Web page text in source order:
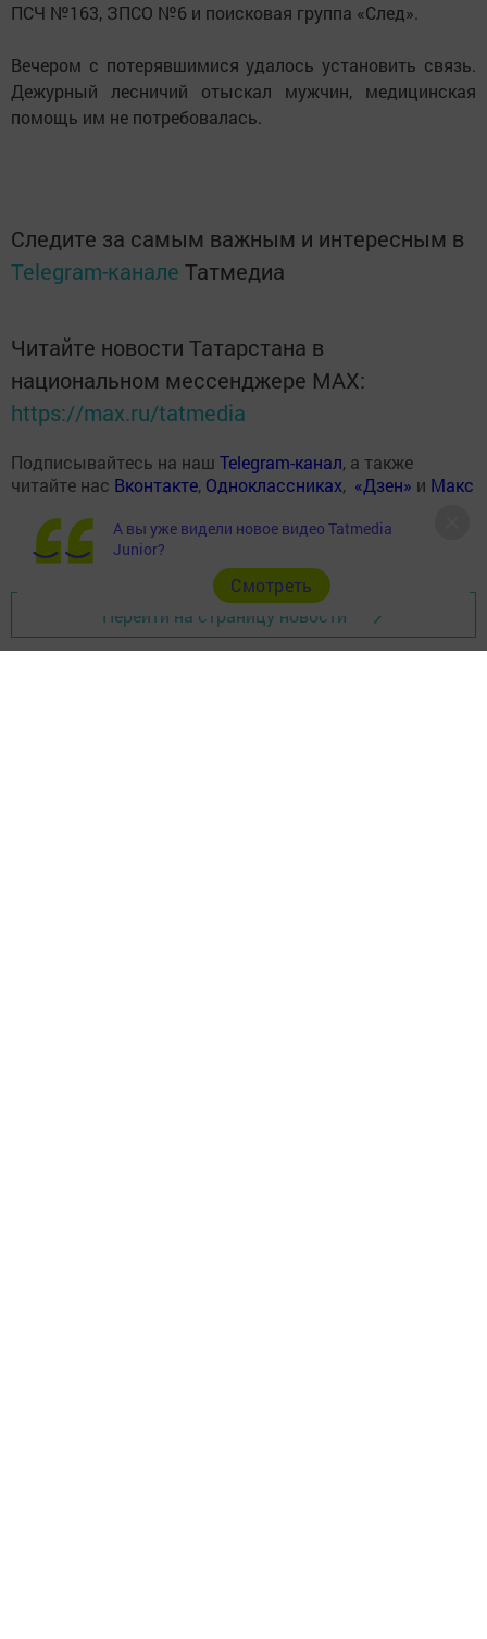
ПСЧ №163, ЗПСО №6 и поисковая группа «След».
Вечером с потерявшимися удалось установить связь.
Дежурный лесничий отыскал мужчин, медицинская
помощь им не потребовалась.
Следите за самым важным и интересным в
Telegram-канале Татмедиа
Читайте новости Татарстана в
национальном мессенджере MАХ:
https://max.ru/tatmedia
Подписывайтесь на наш Telegram-канал, а также
читайте нас Вконтакте, Одноклассниках, «Дзен» и Макс
Перейти на страницу новости
А вы уже видели новое видео Tatmedia
Junior?
Cмотреть